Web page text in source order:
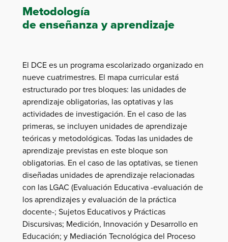
Metodología
de enseñanza y aprendizaje
El DCE es un programa escolarizado organizado en
nueve cuatrimestres. El mapa curricular está
estructurado por tres bloques: las unidades de
aprendizaje obligatorias, las optativas y las
actividades de investigación. En el caso de las
primeras, se incluyen unidades de aprendizaje
teóricas y metodológicas. Todas las unidades de
aprendizaje previstas en este bloque son
obligatorias. En el caso de las optativas, se tienen
diseñadas unidades de aprendizaje relacionadas
con las LGAC (Evaluación Educativa -evaluación de
los aprendizajes y evaluación de la práctica
docente-; Sujetos Educativos y Prácticas
Discursivas; Medición, Innovación y Desarrollo en
Educación; y Mediación Tecnológica del Proceso